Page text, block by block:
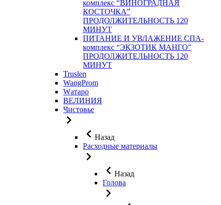
комплекс “ВИНОГРАДНАЯ
КОСТОЧКА”
ПРОДОЛЖИТЕЛЬНОСТЬ 120
МИНУТ
ПИТАНИЕ И УВЛАЖЕНИЕ СПА-
комплекс “ЭКЗОТИК МАНГО”
ПРОДОЛЖИТЕЛЬНОСТЬ 120
МИНУТ
Truslen
WangProm
Wатаро
ВЕЛИНИЯ
Чистовье
Назад
Расходные материалы
Назад
Голова